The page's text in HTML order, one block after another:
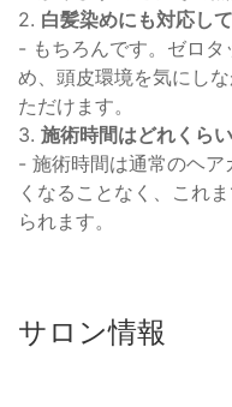
2. 白髪染めにも対応し
- もちろんです。ゼロタ
め、頭皮環境を気にし
ただけます。
3. 施術時間はどれくら
- 施術時間は通常のヘ
くなることなく、これ
られます。
サロン情報